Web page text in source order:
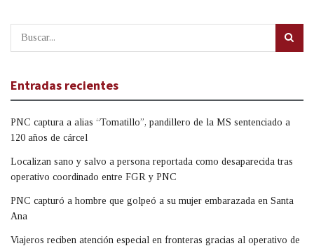
Entradas recientes
PNC captura a alias “Tomatillo”, pandillero de la MS sentenciado a
120 años de cárcel
Localizan sano y salvo a persona reportada como desaparecida tras
operativo coordinado entre FGR y PNC
PNC capturó a hombre que golpeó a su mujer embarazada en Santa
Ana
Viajeros reciben atención especial en fronteras gracias al operativo de